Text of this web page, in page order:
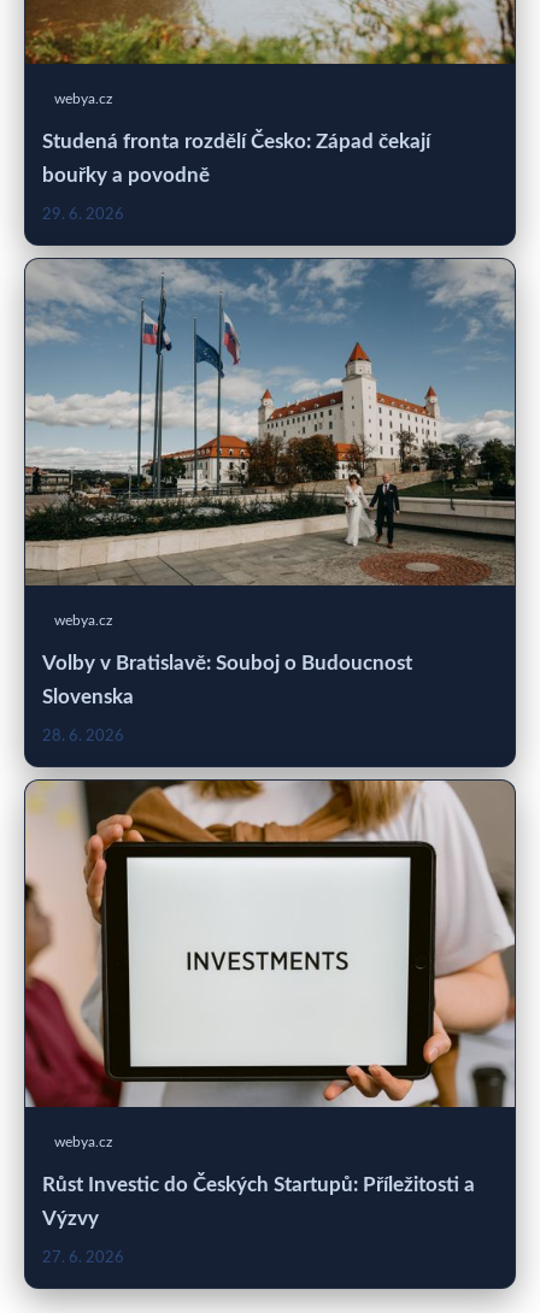
webya.cz
Studená fronta rozdělí Česko: Západ čekají
bouřky a povodně
29. 6. 2026
webya.cz
Volby v Bratislavě: Souboj o Budoucnost
Slovenska
28. 6. 2026
webya.cz
Růst Investic do Českých Startupů: Příležitosti a
Výzvy
27. 6. 2026